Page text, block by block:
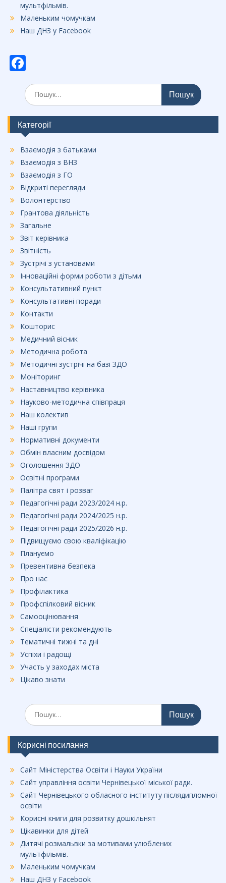
мультфільмів.
Маленьким чомучкам
Наш ДНЗ у Facebook
ac
e
b
o
o
k
Шукати:
Категорії
Взаємодія з батьками
Взаємодія з ВНЗ
Взаємодія з ГО
Відкриті перегляди
Волонтерство
Грантова діяльність
Загальне
Звіт керівника
Звітність
Зустрічі з установами
Інноваційні форми роботи з дітьми
Консультативний пункт
Консультативні поради
Контакти
Кошторис
Медичний вісник
Методична робота
Методичні зустрічі на базі ЗДО
Моніторинг
Наставництво керівника
Науково-методична співпраця
Наш колектив
Наші групи
Нормативні документи
Обмін власним досвідом
Оголошення ЗДО
Освітні програми
Палітра свят і розваг
Педагогічні ради 2023/2024 н.р.
Педагогічні ради 2024/2025 н.р.
Педагогічні ради 2025/2026 н.р.
Підвищуємо свою кваліфікацію
Плануємо
Превентивна безпека
Про нас
Профілактика
Профспілковий вісник
Самооцінювання
Спеціалісти рекомендують
Тематичні тижні та дні
Успіхи і радощі
Участь у заходах міста
Цікаво знати
Шукати:
Корисні посилання
Сайт Міністерства Освіти і Науки України
Сайт управління освіти Чернівецької міської ради.
Сайт Чернівецького обласного інституту післядипломної
освіти
Корисні книги для розвитку дошкільнят
Цікавинки для дітей
Дитячі розмальвки за мотивами улюблених
мультфільмів.
Маленьким чомучкам
Наш ДНЗ у Facebook